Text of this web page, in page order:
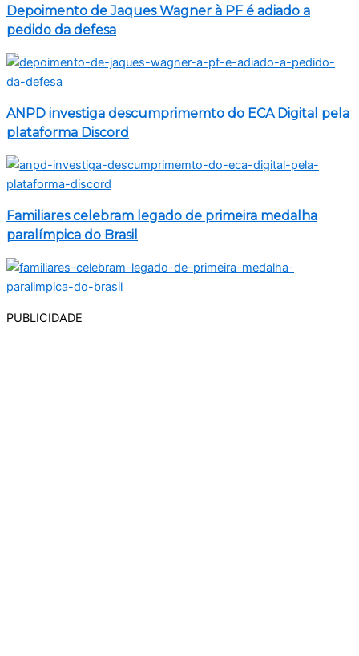
Depoimento de Jaques Wagner à PF é adiado a
pedido da defesa
ANPD investiga descumprimemto do ECA Digital pela
plataforma Discord
Familiares celebram legado de primeira medalha
paralímpica do Brasil
PUBLICIDADE